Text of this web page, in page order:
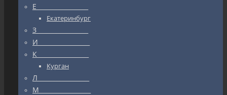
Е_________________
Екатеринбург
З_________________
И_________________
К_________________
Курган
Л_________________
М_________________